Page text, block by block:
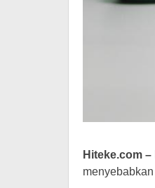
Hiteke.com –